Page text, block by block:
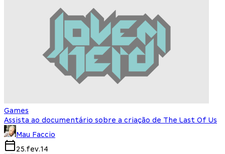
Games
Assista ao documentário sobre a criação de The Last Of Us
Mau Faccio
25.fev.14